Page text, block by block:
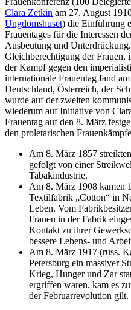
Clara Zetkin am 27. August
Ungdomshuset) die Einführung
Frauentages für die Interessen
Ausbeutung und
Gleichberechtigung der
der Kampf gegen den
internationale Frauentag fand
Deutschland, Österreich, der
wurde auf der zweiten
wiederum auf Initiative von
Frauentag auf den 8. März
den proletarischen
Am 8. März 1857
gefolgt von einer
Tabakindustrie.
Am 8. März 1908 kamen
Textilfabrik „Cotton“ in
Leben. Vom
Frauen in der Fabrik
Kontakt zu ihrer
bessere Lebens- und
Am 8. März 1917 (russ.
Petersburg ein massiver
Krieg, Hunger und Zar
ergriffen waren, kam es
der Februarrevolution gilt.